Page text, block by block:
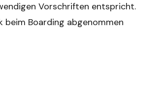
Vorschriften entspricht.
beim Boarding abgenommen